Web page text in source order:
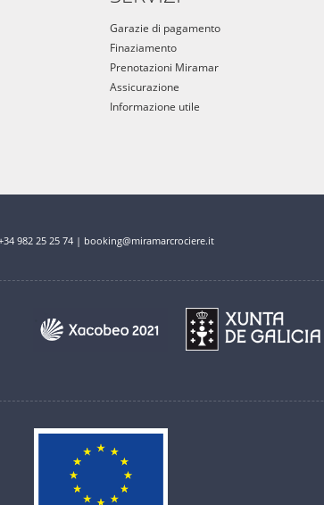
Garazie di pagamento
Finaziamento
Prenotazioni Miramar
Assicurazione
Informazione utile
982 25 25 74 | booking@miramarcrociere.it